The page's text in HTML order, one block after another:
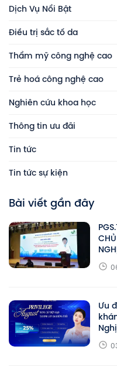
Dịch Vụ Nổi Bật
Điều trị sắc tố da
Thẩm mỹ công nghệ cao
Trẻ hoá công nghệ cao
Nghiên cứu khoa học
Thông tin ưu đãi
Tin tức
Tin tức sự kiện
Bài viết gần đây
Ưu